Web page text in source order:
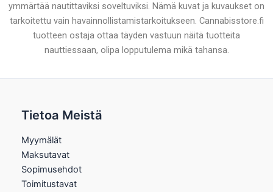
ymmärtää nautittaviksi soveltuviksi. Nämä kuvat ja kuvaukset on
tarkoitettu vain havainnollistamistarkoitukseen. Cannabisstore.fi
tuotteen ostaja ottaa täyden vastuun näitä tuotteita
nauttiessaan, olipa lopputulema mikä tahansa.
Tietoa Meistä
Myymälät
Maksutavat
Sopimusehdot
Toimitustavat